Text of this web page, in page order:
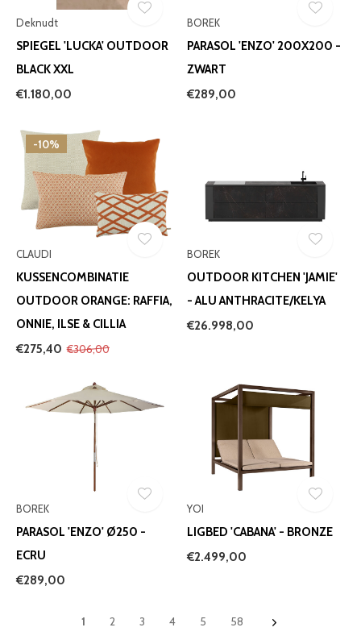
Deknudt
SPIEGEL 'LUCKA' OUTDOOR
BLACK XXL
€1.180,00
BOREK
PARASOL 'ENZO' 200X200 -
ZWART
€289,00
-10%
CLAUDI
KUSSENCOMBINATIE
OUTDOOR ORANGE: RAFFIA,
ONNIE, ILSE & CILLIA
€275,40 €306,00
BOREK
OUTDOOR KITCHEN 'JAMIE'
- ALU ANTHRACITE/KELYA
€26.998,00
BOREK
PARASOL 'ENZO' Ø250 -
ECRU
€289,00
YOI
LIGBED 'CABANA' - BRONZE
€2.499,00
1 2 3 4 5 58